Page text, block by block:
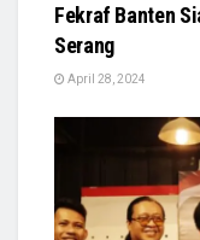
Fekraf Banten
Serang
April 28, 2024